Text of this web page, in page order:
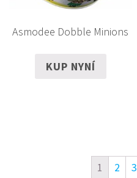
Asmodee Dobble Minions
KUP NYNÍ
1 2 3